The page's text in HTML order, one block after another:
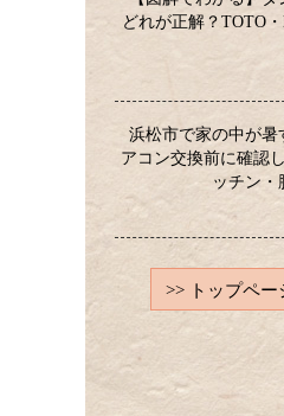
どれが正解？TOTO
浜松市で家の中が暑
アコン交換前に確認
ッチン・
>> トップペー